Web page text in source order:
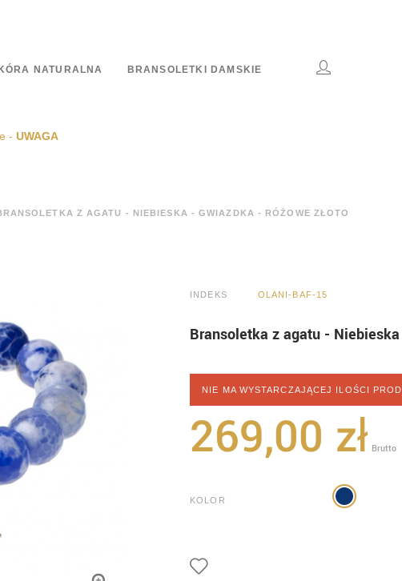
NATURALNA BRANSOLETKI DAMSKIE
- UWAGA
Z AGATU - NIEBIESKA - GWIAZDKA - RÓŻOWE ZŁOTO
INDEKS OLANI-BAF-15
Bransoletka z agatu -
NIE MA WYSTARCZAJĄCEJ ILOŚCI
269,00 zł Brutto
KOLOR